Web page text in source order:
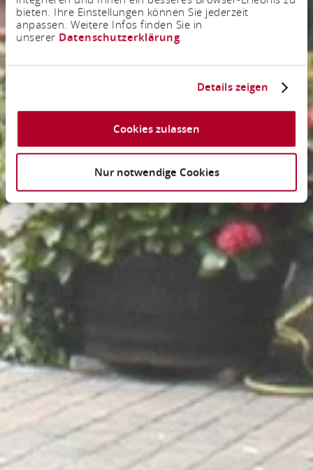
bieten. Ihre Einstellungen können Sie jederzeit
anpassen. Weitere Infos finden Sie in
unserer Datenschutzerklärung.
Details zeigen
Cookies zulassen
Nur notwendige Cookies